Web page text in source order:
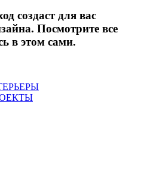
создаст для вас
Посмотрите все
в этом сами.